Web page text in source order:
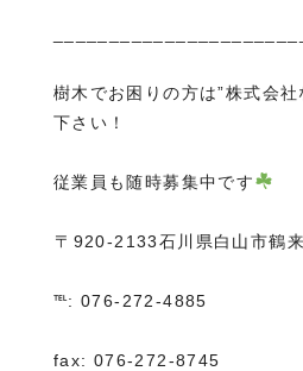
樹木でお困りの方は”株式会
下さい！
従業員も随時募集中です
〒920-2133石川県白山市鶴
℡: 076-272-4885
fax: 076-272-8745